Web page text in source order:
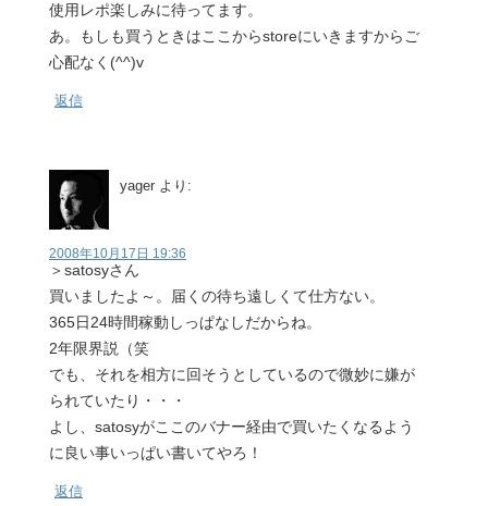
使用レポ楽しみに待ってます。
あ。もしも買うときはここからstoreにいきますからご
心配なく(^^)v
返信
yager より:
2008年10月17日 19:36
＞satosyさん
買いましたよ～。届くの待ち遠しくて仕方ない。
365日24時間稼動しっぱなしだからね。
2年限界説（笑
でも、それを相方に回そうとしているので微妙に嫌が
られていたり・・・
よし、satosyがここのバナー経由で買いたくなるよう
に良い事いっぱい書いてやろ！
返信